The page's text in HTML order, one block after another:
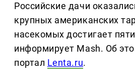
Российские дачи
крупных американских
насекомых достигает
информирует Mash. Об
портал Lenta.ru.